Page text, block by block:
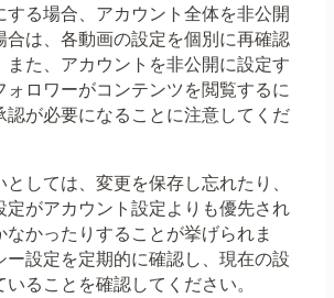
する場合、アカウント全体を非公開
合は、各動画の設定を個別に再確認
また、アカウントを非公開に設定す
ォロワーがコンテンツを閲覧するに
認が必要になることに注意してくだ
しては、変更を保存し忘れたり、
定がアカウント設定よりも優先され
なかったりすることが挙げられま
ー設定を定期的に確認し、現在の設
ることを確認してください。